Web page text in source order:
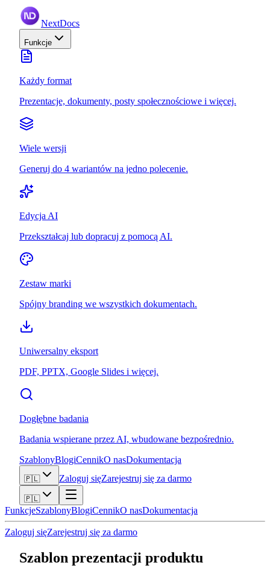
NextDocs
Funkcje
Każdy format
Prezentacje, dokumenty, posty społecznościowe i więcej.
Wiele wersji
Generuj do 4 wariantów na jedno polecenie.
Edycja AI
Przekształcaj lub dopracuj z pomocą AI.
Zestaw marki
Spójny branding we wszystkich dokumentach.
Uniwersalny eksport
PDF, PPTX, Google Slides i więcej.
Dogłębne badania
Badania wspierane przez AI, wbudowane bezpośrednio.
SzablonyBlogiCennikO nasDokumentacja
🇵🇱 Zaloguj sięZarejestruj się za darmo
🇵🇱
FunkcjeSzablonyBlogiCennikO nasDokumentacja
Zaloguj sięZarejestruj się za darmo
Szablon prezentacji produktu